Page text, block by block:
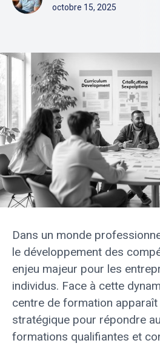
octobre 15, 2025
Dans un monde
le développement des
enjeu majeur pour les
individus. Face à cette
centre de formation
stratégique pour répondre
formations qualifiantes et